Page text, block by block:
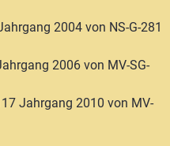
2004 von NS-G-281
2006 von MV-SG-
Jahrgang 2010 von MV-